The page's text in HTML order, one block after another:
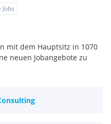
mit dem Hauptsitz in 1070
neuen Jobangebote zu